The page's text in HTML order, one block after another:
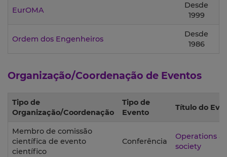
EurOMA
Desde
1999
Ordem dos Engenheiros
Desde
1986
Organização/Coordenação de Eventos
Tipo de
Organização/Coordenação
Tipo de
Evento
Título do
Membro de comissão
científica de evento
científico
Conferência
Operations
society